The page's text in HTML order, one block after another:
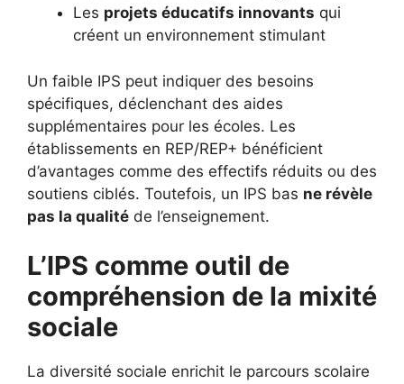
Les projets éducatifs innovants qui
créent un environnement stimulant
Un faible IPS peut indiquer des besoins
spécifiques, déclenchant des aides
supplémentaires pour les écoles. Les
établissements en REP/REP+ bénéficient
d’avantages comme des effectifs réduits ou des
soutiens ciblés. Toutefois, un IPS bas ne révèle
pas la qualité de l’enseignement.
L’IPS comme outil de
compréhension de la mixité
sociale
La diversité sociale enrichit le parcours scolaire